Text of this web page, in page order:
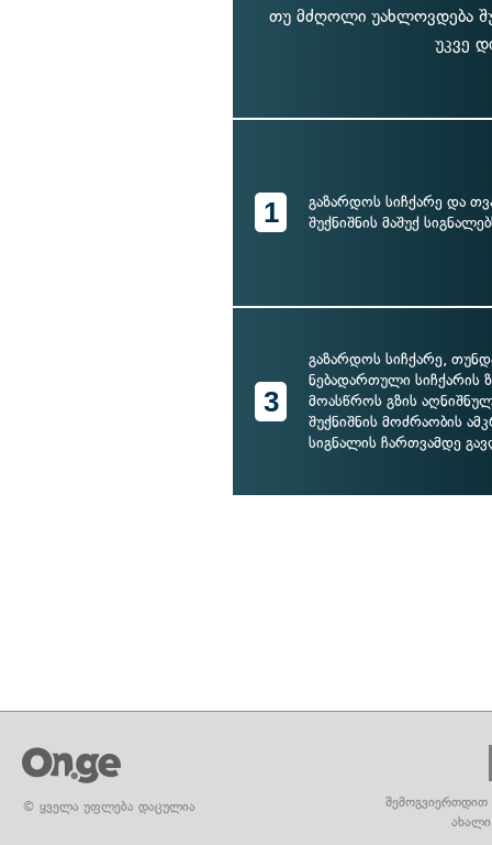
თუ მძღოლი უახლოვდება
უკვე
1
გაზარდოს სიჩქარე და
შუქნიშნის მაშუქ
3
გაზარდოს სიჩქარე,
ნებადართული სიჩქარის
მოასწროს გზის
შუქნიშნის მოძრაობის
სიგნალის ჩართვამდე
© ყველა უფლება დაცულია
შემოგვიერთდით
ახალი